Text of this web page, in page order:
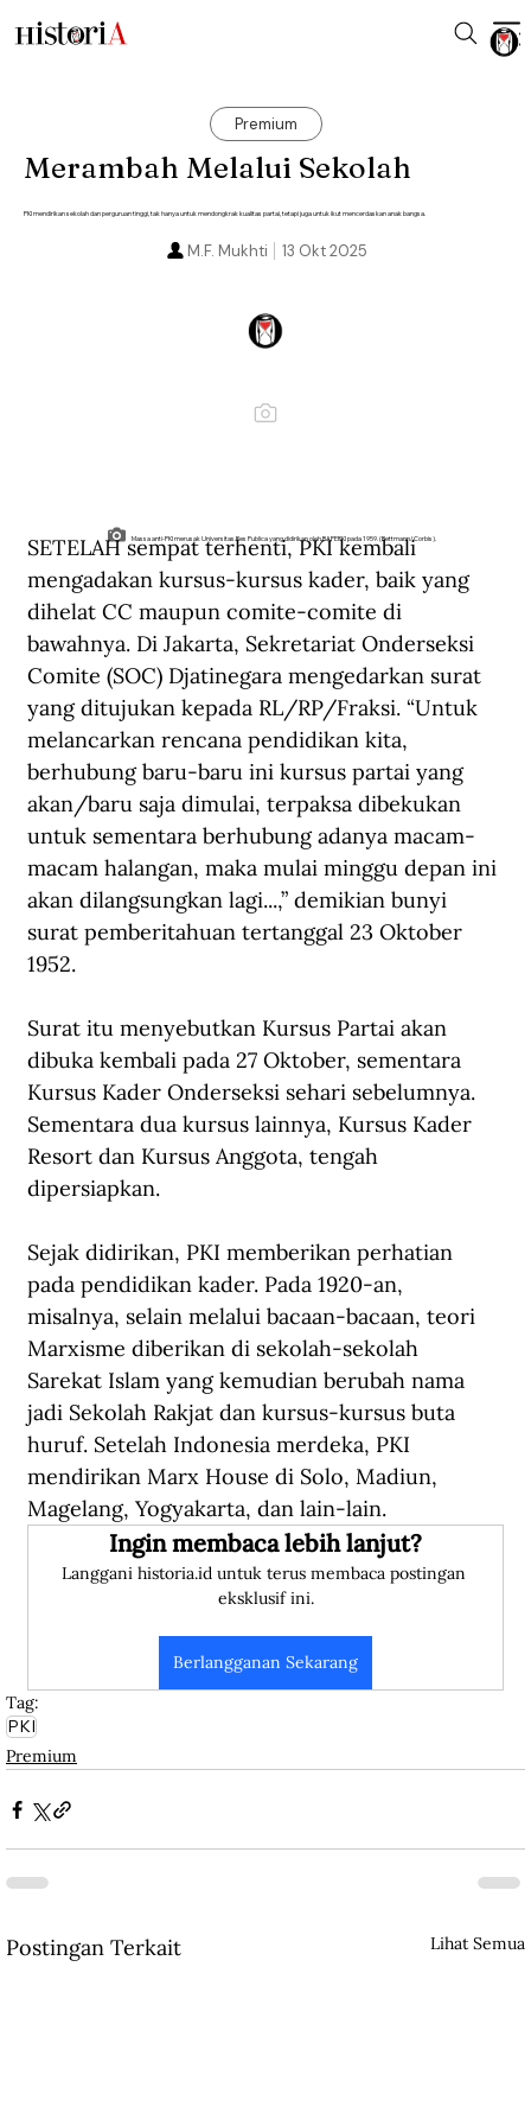
Premium
Merambah Melalui Sekolah
PKI mendirikan sekolah dan perguruan tinggi, tak hanya untuk mendongkrak kualitas partai, tetapi juga untuk ikut mencerdaskan anak bangsa.
13 Okt 2025
M.F. Mukhti
Massa anti-PKI merusak Universitas Res Publica yang didirikan oleh BAPERKI pada 1959. (Bettmann/Corbis).
SETELAH sempat terhenti, PKI kembali
mengadakan kursus-kursus kader, baik yang
dihelat CC maupun comite-comite di
bawahnya. Di Jakarta, Sekretariat Onderseksi
Comite (SOC) Djatinegara mengedarkan surat
yang ditujukan kepada RL/RP/Fraksi. “Untuk
melancarkan rencana pendidikan kita,
berhubung baru-baru ini kursus partai yang
akan/baru saja dimulai, terpaksa dibekukan
untuk sementara berhubung adanya macam-
macam halangan, maka mulai minggu depan ini
akan dilangsungkan lagi...,” demikian bunyi
surat pemberitahuan tertanggal 23 Oktober
1952.
Surat itu menyebutkan Kursus Partai akan
dibuka kembali pada 27 Oktober, sementara
Kursus Kader Onderseksi sehari sebelumnya.
Sementara dua kursus lainnya, Kursus Kader
Resort dan Kursus Anggota, tengah
dipersiapkan.
Sejak didirikan, PKI memberikan perhatian
pada pendidikan kader. Pada 1920-an,
misalnya, selain melalui bacaan-bacaan, teori
Marxisme diberikan di sekolah-sekolah
Sarekat Islam yang kemudian berubah nama
jadi Sekolah Rakjat dan kursus-kursus buta
huruf. Setelah Indonesia merdeka, PKI
mendirikan Marx House di Solo, Madiun,
Magelang, Yogyakarta, dan lain-lain.
Ingin membaca lebih lanjut?
Langgani historia.id untuk terus membaca postingan
eksklusif ini.
Berlangganan Sekarang
Tag:
PKI
Premium
Postingan Terkait Lihat Semua